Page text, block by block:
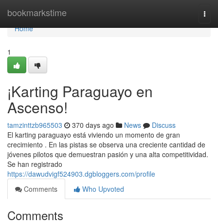
bookmarkstime
Home
Home
1
¡Karting Paraguayo en
Ascenso!
tamzinttzb965503 370 days ago News
Discuss
El karting paraguayo está viviendo un momento de gran
crecimiento . En las pistas se observa una creciente cantidad de
jóvenes pilotos que demuestran pasión y una alta competitividad.
Se han registrado
https://dawudvigf524903.dgbloggers.com/profile
Comments
Who Upvoted
Comments